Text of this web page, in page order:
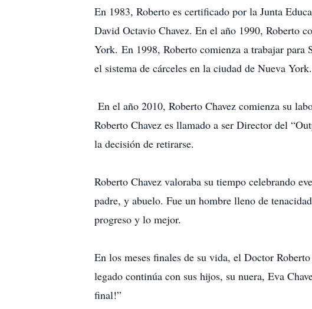
En 1983, Roberto es certificado por la Junta
David Octavio Chavez. En el año 1990, Roberto
York. En 1998, Roberto comienza a trabajar
el sistema de cárceles en la ciudad de Nueva York.
En el año 2010, Roberto Chavez comienza su
Roberto Chavez es llamado a ser Director del
la decisión de retirarse.
Roberto Chavez valoraba su tiempo celebrando
padre, y abuelo. Fue un hombre lleno de
progreso y lo mejor.
En los meses finales de su vida, el Doctor
legado continúa con sus hijos, su nuera, Eva
final!”